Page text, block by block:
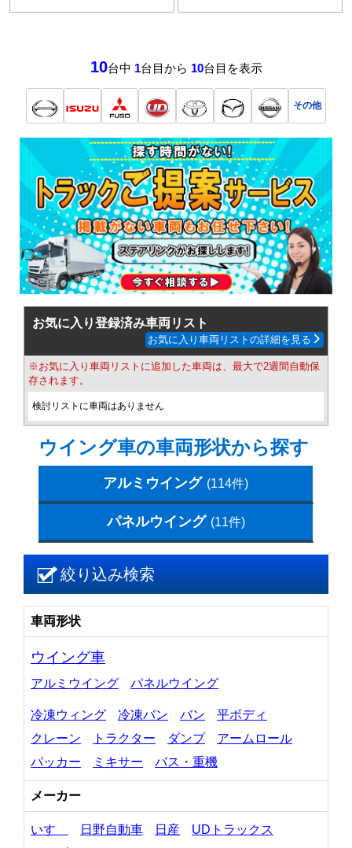
10台中 1台目から 10台目を表示
その他
お気に入り登録済み車両リスト
お気に入り車両リストの詳細を見る
※お気に入り車両リストに追加した車両は、最大で2週間自動保
存されます。
検討リストに車両はありません
ウイング車の車両形状から探す
アルミウイング (114件)
パネルウイング (11件)
絞り込み検索
車両形状
ウイング車
アルミウイング パネルウイング
冷凍ウィング 冷凍バン バン
平ボディ
クレーン
トラクター ダンプ
アームロール
パッカー
ミキサー バス・重機
メーカー
いすゞ 日野自動車 日産
UDトラックス